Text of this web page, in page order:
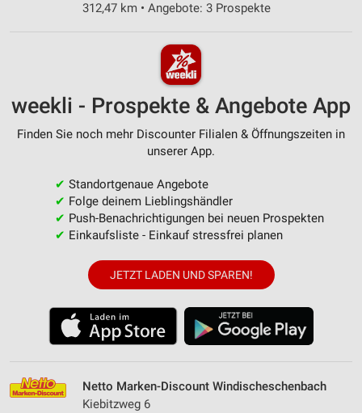
312,47 km • Angebote: 3 Prospekte
weekli - Prospekte & Angebote App
Finden Sie noch mehr Discounter Filialen & Öffnungszeiten in
unserer App.
✔ Standortgenaue Angebote
✔ Folge deinem Lieblingshändler
✔ Push-Benachrichtigungen bei neuen Prospekten
✔ Einkaufsliste - Einkauf stressfrei planen
JETZT LADEN UND SPAREN!
Netto Marken-Discount Windischeschenbach
Kiebitzweg 6